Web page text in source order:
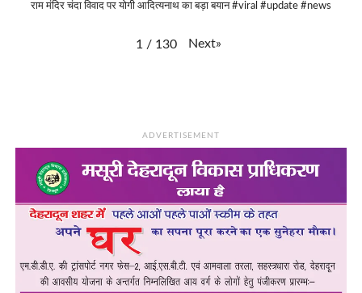
राम मंदिर चंदा विवाद पर योगी आदित्यनाथ का बड़ा बयान #viral #update #news
1 / 130 Next»
ADVERTISEMENT